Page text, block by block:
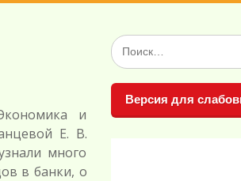
и
Е. В.
много
в банки, о
Поиск
по:
Версия для